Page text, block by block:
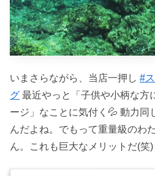
いまさらながら、当店一押し #
グ 最近やっと「子供や小柄な方
ージ」なことに気付く💦 動力同
んだよね。でもって重量級のわ
ん。これも巨大なメリットだ(笑)